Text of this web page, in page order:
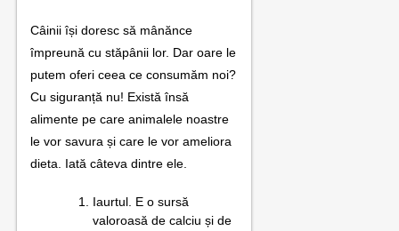
utile
contact
Câinii își doresc să mânănce
împreună cu stăpânii lor. Dar oare le
putem oferi ceea ce consumăm noi?
Cu siguranță nu! Există însă
alimente pe care animalele noastre
le vor savura și care le vor ameliora
dieta. Iată câteva dintre ele.
Iaurtul. E o sursă
valoroasă de calciu și de